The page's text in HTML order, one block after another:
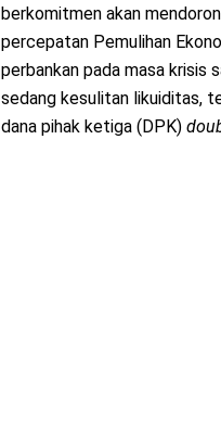
berkomitmen akan
percepatan Pemulihan
perbankan pada masa krisis
sedang kesulitan likuiditas,
dana pihak ketiga (DPK)